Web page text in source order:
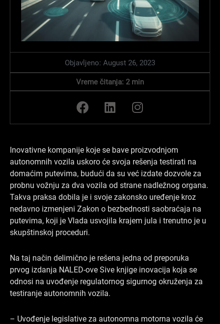
Objavljeno: August 26, 2023
Vreme čitanja: 2 min
F
a
c
b
o
o
k
L
i
n
e
d
i
n
I
n
s
a
g
r
a
m
Inovativne kompanije koje se bave proizvodnjom
autonomnih vozila uskoro će svoja rešenja testirati na
domaćim putevima, budući da su već izdate dozvole za
probnu vožnju za dva vozila od strane nadležnog organa.
Takva praksa dobila je i svoje zakonsko uređenje kroz
nedavno izmenjeni Zakon o bezbednosti saobraćaja na
putevima, koji je Vlada usvojila krajem jula i trenutno je u
skupštinskoj proceduri.
Na taj način delimično je rešena jedna od preporuka
prvog izdanja NALED-ove Sive knjige inovacija koja se
odnosi na uvođenje regulatornog sigurnog okruženja za
testiranje autonomnih vozila.
– Uvođenje legislative za autonomna motorna vozila će